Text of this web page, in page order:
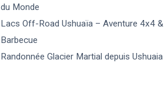
du Monde
Lacs Off-Road Ushuaïa – Aventure 4x4 &
Barbecue
Randonnée Glacier Martial depuis Ushuaia